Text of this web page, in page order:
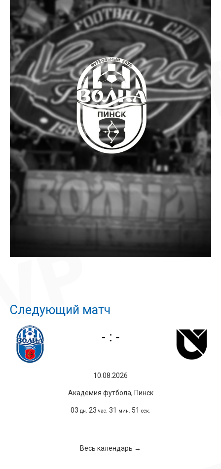
Следующий матч
10.08.2026
Академия футбола, Пинск
03 дн. 23 час. 31 мин. 50 сек.
Весь календарь →